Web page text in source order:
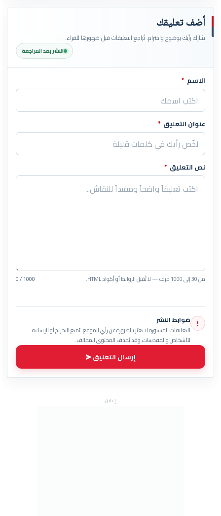
أضف تعليقك
شارك رأيك بوضوح واحترام. تُراجع التعليقات قبل ظهورها للقراء.
النشر بعد المراجعة
اترك هذا الحقل فارغاً
الاسم *
عنوان التعليق *
نص التعليق *
من 30 إلى 1000 حرف — لا تُقبل الروابط أو أكواد HTML. 0 / 1000
! ضوابط النشر
التعليقات المنشورة لا تعبّر بالضرورة عن رأي الموقع. يُمنع التجريح أو الإساءة
للأشخاص والمقدسات، وقد يُحذف المحتوى المخالف.
إرسال التعليق
إعلان